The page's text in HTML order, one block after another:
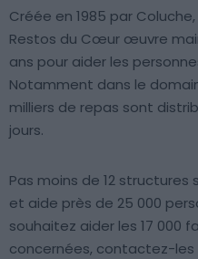
Créée en 1985 par
Restos du Cœur œuvre
ans pour aider les
Notamment dans le
milliers de repas sont
jours.
Pas moins de 12
et aide près de 25 000
souhaitez aider les 17 000
concernées, contactez-les